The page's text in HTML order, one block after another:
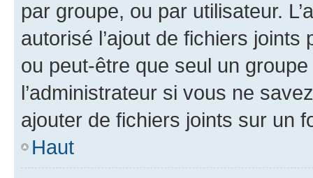
par groupe, ou par utilisateur.
autorisé l’ajout de fichiers
ou peut-être que seul un
l’administrateur si vous ne
ajouter de fichiers joints sur un
Haut